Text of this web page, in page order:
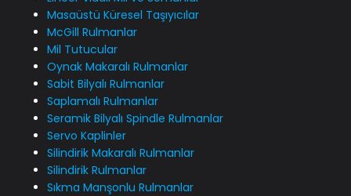
Masaüstü Küresel Taşıyıcılar
McGill Rulmanlar
Mil Tutucular
Oynak Makaralı Rulmanlar
Sabit Bilyalı Rulmanlar
Saplamalı Rulmanlar
Seramik Bilyalı Spindle Rulmanlar
Servo Kaplinler
Silindirik Makaralı Rulmanlar
Silindirik Rulmanlar
Sıkma Manşonlu Rulmanlar